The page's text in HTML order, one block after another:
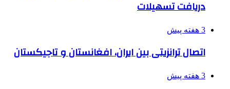
دریافت تسهیلات
3 هفته پیش
اتصال ترانزیتی بین ایران، افغانستان و تاجیکستان
3 هفته پیش